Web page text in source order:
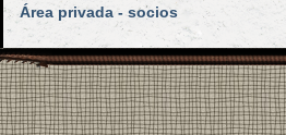
Área privada - socios